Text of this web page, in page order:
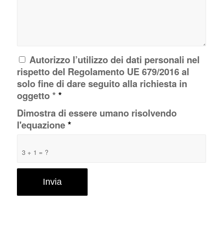
Autorizzo l’utilizzo dei dati personali nel
rispetto del Regolamento UE 679/2016 al
solo fine di dare seguito alla richiesta in
oggetto **
3 + 1 = ?
Dimostra di essere umano risolvendo
l'equazione*